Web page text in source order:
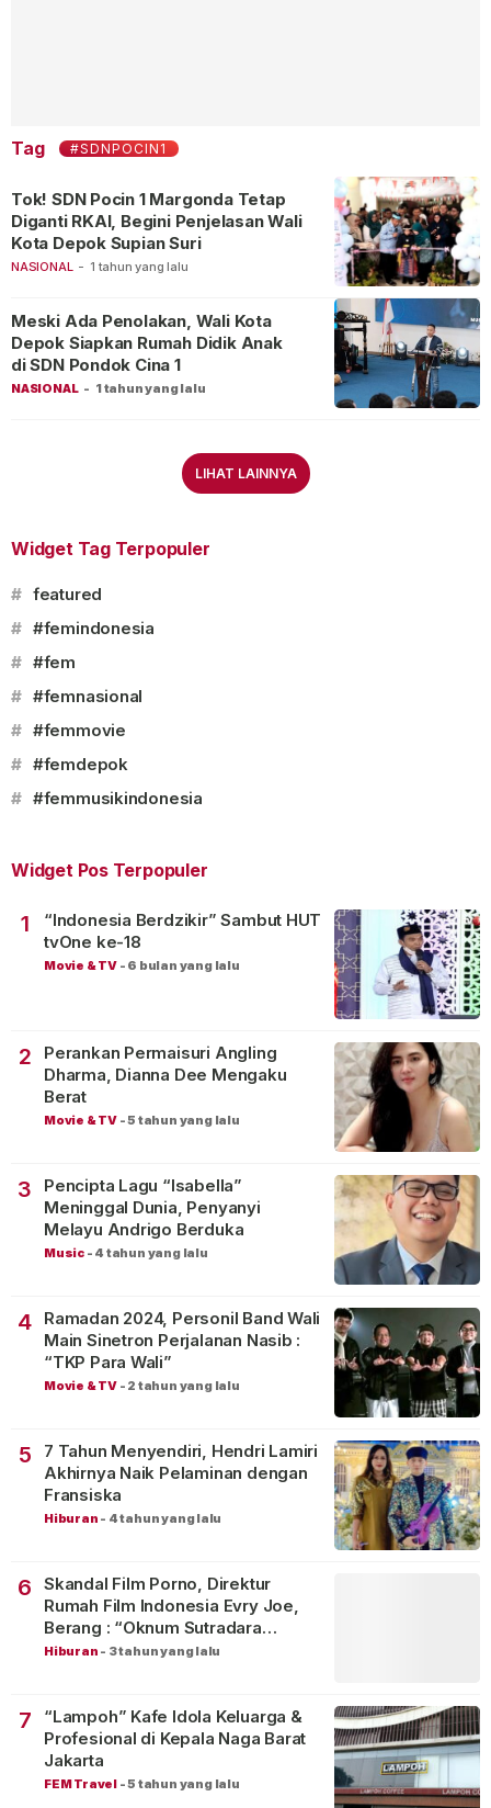
Tag #SDNPOCIN1
NASIONAL - 1 tahun yang lalu
Tok! SDN Pocin 1 Margonda Tetap
Diganti RKAI, Begini Penjelasan Wali
Kota Depok Supian Suri
NASIONAL - 1 tahun yang lalu
Meski Ada Penolakan, Wali Kota
Depok Siapkan Rumah Didik Anak
di SDN Pondok Cina 1
LIHAT LAINNYA
Widget Tag Terpopuler
# featured
# #femindonesia
# #fem
# #femnasional
# #femmovie
# #femdepok
# #femmusikindonesia
Widget Pos Terpopuler
1
“Indonesia Berdzikir” Sambut HUT
tvOne ke-18
Movie & TV - 6 bulan yang lalu
2
Perankan Permaisuri Angling
Dharma, Dianna Dee Mengaku
Berat
Movie & TV -5 tahun yang lalu
3
Pencipta Lagu “Isabella”
Meninggal Dunia, Penyanyi
Melayu Andrigo Berduka
Music - 4 tahun yang lalu
4
Ramadan 2024, Personil Band Wali
Main Sinetron Perjalanan Nasib :
“TKP Para Wali”
Movie & TV - 2 tahun yang lalu
5
7 Tahun Menyendiri, Hendri Lamiri
Akhirnya Naik Pelaminan dengan
Fransiska
Hiburan - 4 tahun yang lalu
6
Skandal Film Porno, Direktur
Rumah Film Indonesia Evry Joe,
Berang : “Oknum Sutradara
Merusak Perfilman Indonesia”!
Hiburan - 3 tahun yang lalu
7
“Lampoh” Kafe Idola Keluarga &
Profesional di Kepala Naga Barat
Jakarta
FEM Travel -5 tahun yang lalu